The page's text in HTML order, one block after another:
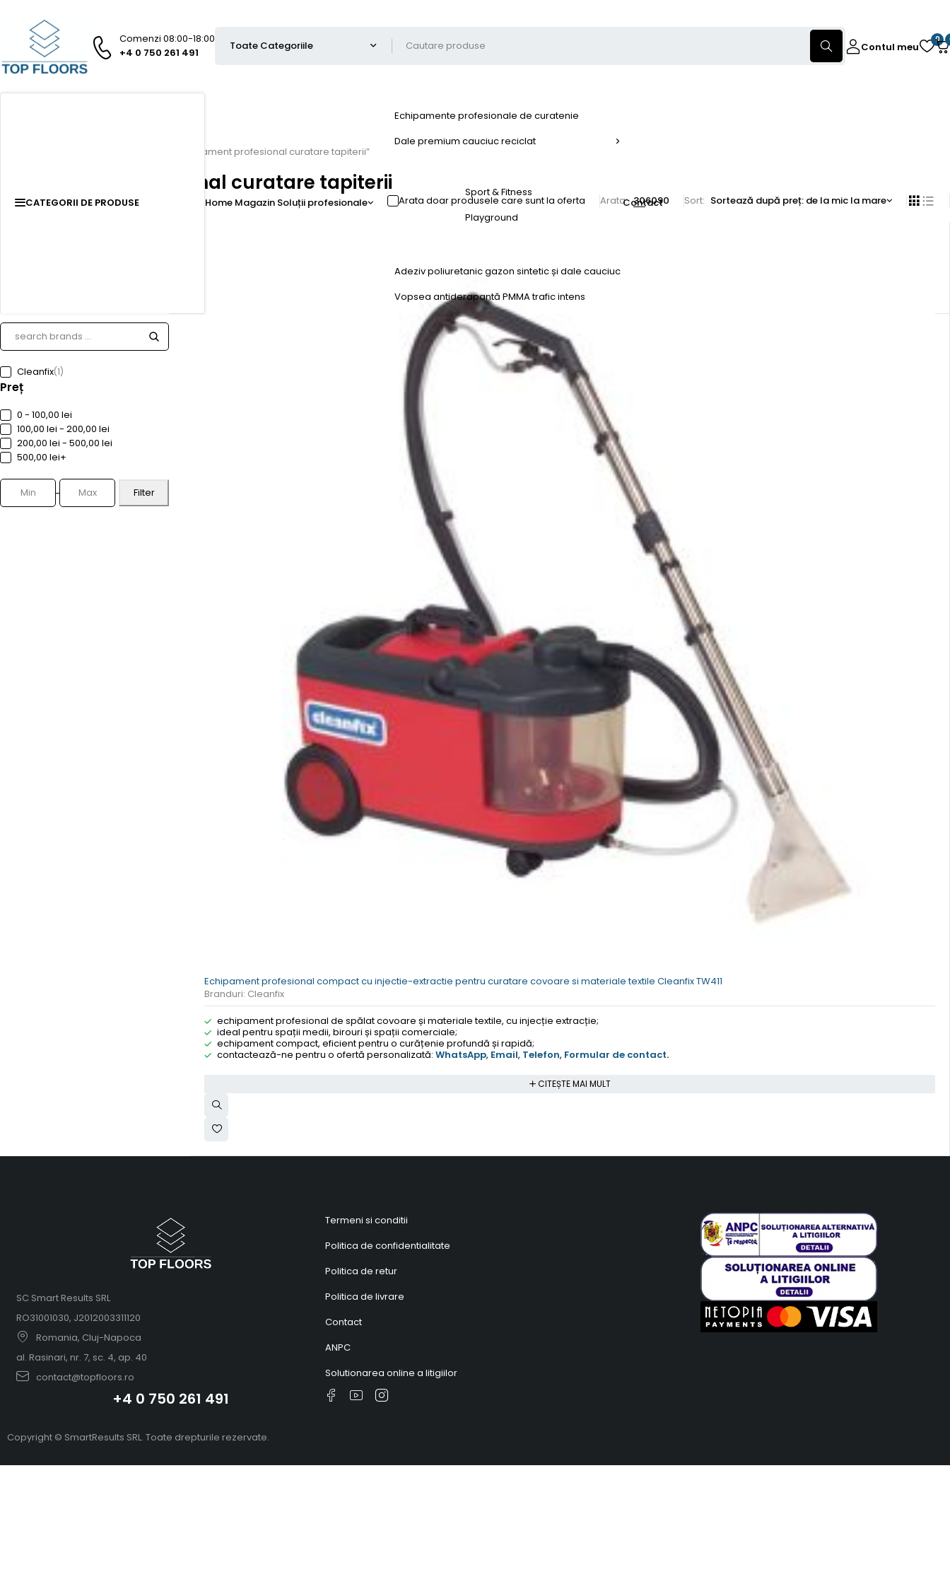
Comenzi 08:00-18:00
+4 0 750 261 491
Contul meu
0
CATEGORII DE PRODUSE Home Magazin Soluții profesionale
Echipamente profesionale de curatenie
Dale premium cauciuc reciclat
Sport & Fitness
Playground
Adeziv poliuretanic gazon sintetic și dale cauciuc
Vopsea antiderapantă PMMA trafic intens
Contact
echipament profesional curatare tapiterii
Produse etichetate „echipament profesional curatare tapiterii”
Cleanfix(1)
Preț
0 - 100,00 lei
100,00 lei - 200,00 lei
200,00 lei - 500,00 lei
500,00 lei+
Filter
Afișez singurul rezultat Arata doar produsele care sunt la oferta Arata: 306090 Sort Sortează după preț: de la mic la mare
Echipament profesional compact cu injectie-extractie pentru curatare covoare si materiale textile Cleanfix TW411
Branduri: Cleanfix
echipament profesional de spălat covoare și materiale textile, cu injecție extracție;
ideal pentru spații medii, birouri și spații comerciale;
echipament compact, eficient pentru o curățenie profundă și rapidă;
contactează-ne pentru o ofertă personalizată: WhatsApp, Email, Telefon, Formular de contact.
CITEȘTE MAI MULT
SC Smart Results SRL
RO31001030, J2012003311120
Romania, Cluj-Napoca
al. Rasinari, nr. 7, sc. 4, ap. 40
contact@topfloors.ro
+4 0 750 261 491
Termeni si conditii
Politica de confidentialitate
Politica de retur
Politica de livrare
Contact
ANPC
Solutionarea online a litigiilor
Copyright © SmartResults SRL. Toate drepturile rezervate.